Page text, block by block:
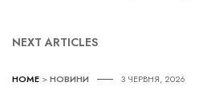
NEXT ARTICLES
HOME >НОВИНИ 3 ЧЕРВНЯ, 2026